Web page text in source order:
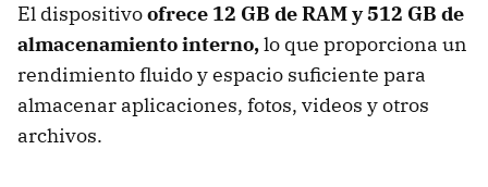
El dispositivoofrece 12 GB de RAM y 512 GB de
almacenamiento interno,lo que proporciona un
rendimiento fluido y espacio suficiente para
almacenar aplicaciones, fotos, videos y otros
archivos.